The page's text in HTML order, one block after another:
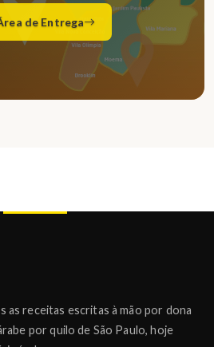
de Entrega
as receitas escritas à mão por dona
por quilo de São Paulo, hoje